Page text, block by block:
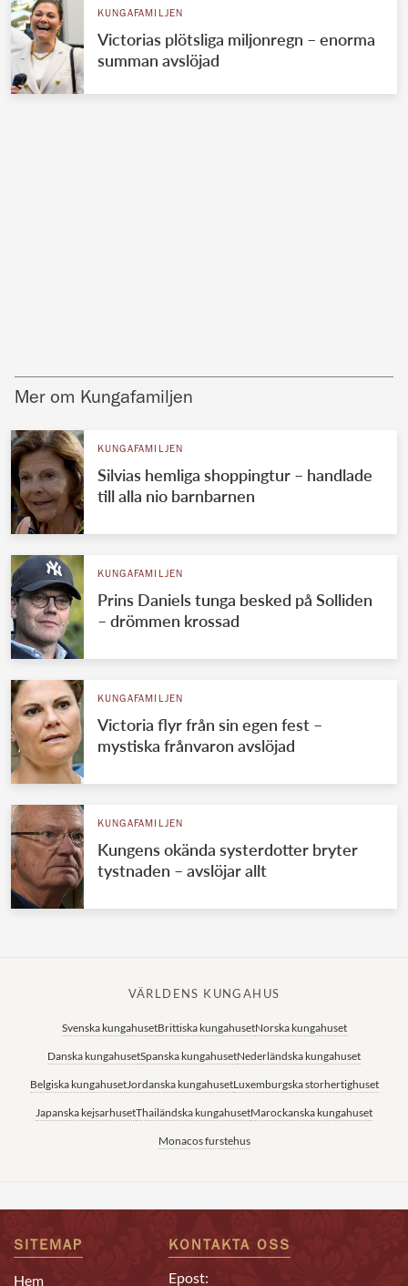
KUNGAFAMILJEN
Victorias plötsliga miljonregn – enorma
summan avslöjad
Mer om Kungafamiljen
KUNGAFAMILJEN
Silvias hemliga shoppingtur – handlade
till alla nio barnbarnen
KUNGAFAMILJEN
Prins Daniels tunga besked på Solliden
– drömmen krossad
KUNGAFAMILJEN
Victoria flyr från sin egen fest –
mystiska frånvaron avslöjad
KUNGAFAMILJEN
Kungens okända systerdotter bryter
tystnaden – avslöjar allt
VÄRLDENS KUNGAHUS
Svenska kungahusetBrittiska kungahusetNorska kungahuset
Danska kungahusetSpanska kungahusetNederländska kungahuset
Belgiska kungahusetJordanska kungahusetLuxemburgska storhertighuset
Japanska kejsarhusetThailändska kungahusetMarockanska kungahuset
Monacos furstehus
SITEMAP
Hem
KONTAKTA OSS
Epost: